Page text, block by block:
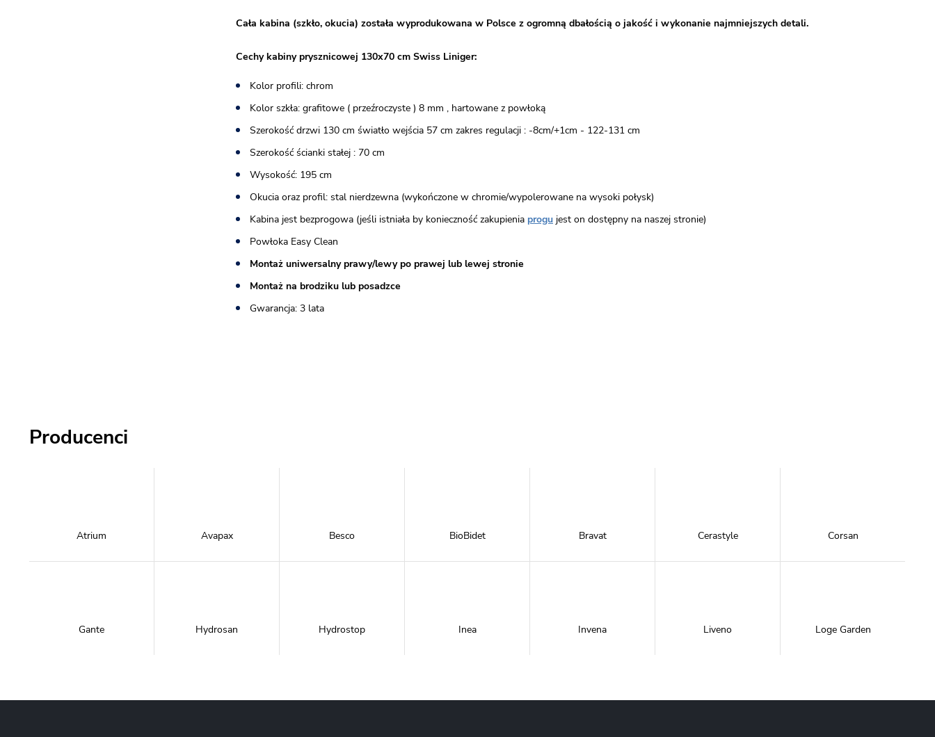
Cała kabina (szkło, okucia) została wyprodukowana w Polsce z ogromną dbałością o jakość i wykonanie najmniejszych detali.
Cechy kabiny prysznicowej 130x70 cm Swiss Liniger:
Kolor profili: chrom
Kolor szkła: grafitowe ( przeźroczyste ) 8 mm , hartowane z powłoką
Szerokość drzwi 130 cm światło wejścia 57 cm zakres regulacji : -8cm/+1cm - 122-131 cm
Szerokość ścianki stałej : 70 cm
Wysokość: 195 cm
Okucia oraz profil: stal nierdzewna (wykończone w chromie/wypolerowane na wysoki połysk)
Kabina jest bezprogowa (jeśli istniała by konieczność zakupienia progu jest on dostępny na naszej stronie)​
Powłoka Easy Clean
Montaż uniwersalny prawy/lewy po prawej lub lewej stronie
Montaż na brodziku lub posadzce
Gwarancja: 3 lata
Producenci
Atrium Avapax Besco BioBidet Bravat Cerastyle Corsan
Gante Hydrosan Hydrostop Inea Invena Liveno Loge Garden